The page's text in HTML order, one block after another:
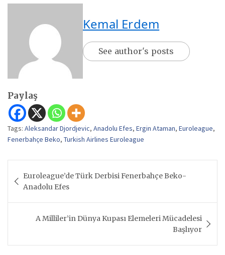
Kemal Erdem
See author's posts
Paylaş
Tags: Aleksandar Djordjevic, Anadolu Efes, Ergin Ataman, Euroleague,
Fenerbahçe Beko, Turkish Airlines Euroleague
gezinmesi
Euroleague’de Türk Derbisi Fenerbahçe Beko-
Anadolu Efes
A Milliler’in Dünya Kupası Elemeleri Mücadelesi
Başlıyor